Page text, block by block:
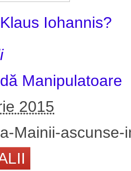
Iohannis?
Manipulatoare
2015
Mainii-